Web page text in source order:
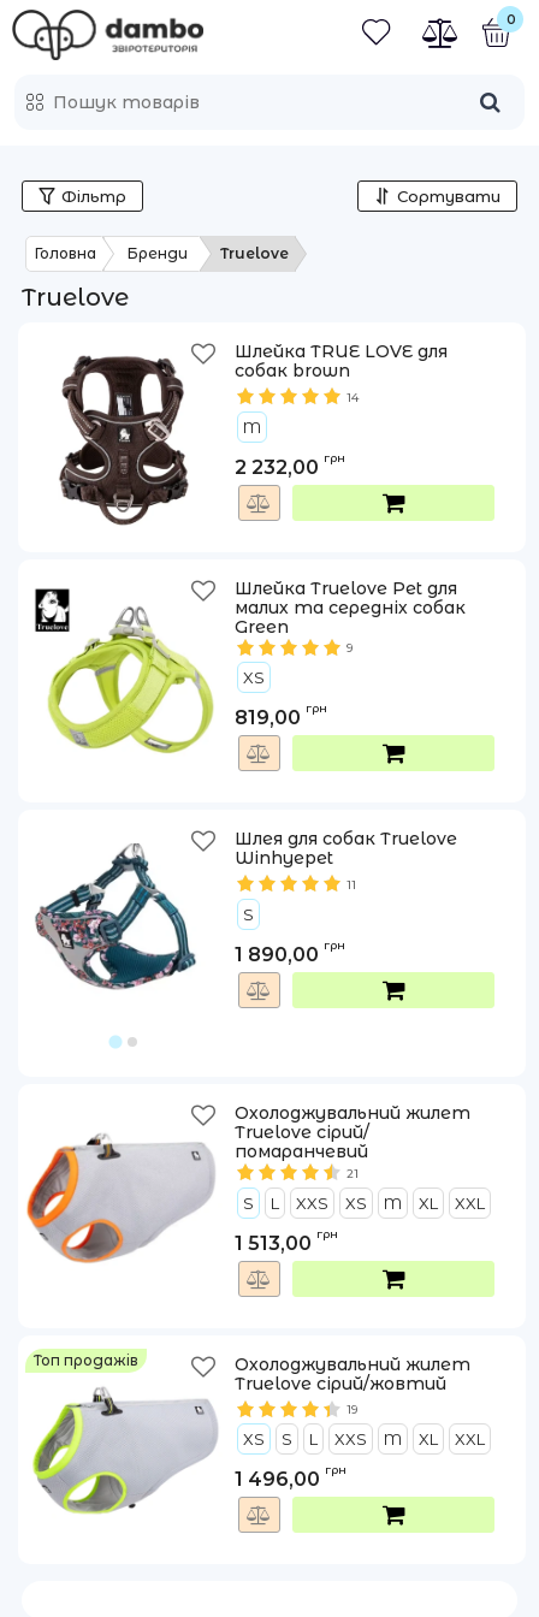
0
Фільтр Сортувати
Головна Бренди Truelove
Truelove
Шлейка TRUE LOVE для
собак brown
14
M
2 232,00 грн
Шлейка Truelove Pet для
малих та середніх собак
Green
9
XS
819,00 грн
Шлея для собак Truelove
Winhyepet
11
S
1 890,00 грн
Охолоджувальний жилет
Truelove сірий/
помаранчевий
21
S L XXS XS M XL XXL
1 513,00 грн
Топ продажів
Охолоджувальний жилет
Truelove сірий/жовтий
19
XS S L XXS M XL XXL
1 496,00 грн